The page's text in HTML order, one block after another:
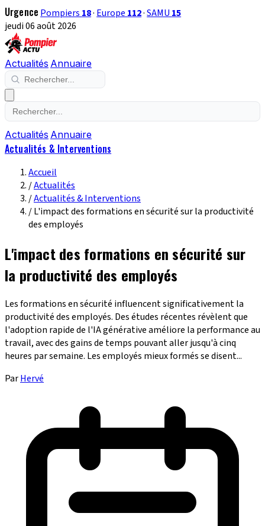
Urgence Pompiers 18· Europe 112·SAMU 15
jeudi 06 août 2026
Actualités Annuaire
Actualités Annuaire
Actualités & Interventions
Accueil
/Actualités
/Actualités & Interventions
/L'impact des formations en sécurité sur la productivité
des employés
L'impact des formations en sécurité sur
la productivité des employés
Les formations en sécurité influencent significativement la
productivité des employés. Des études récentes révèlent que
l'adoption rapide de l'IA générative améliore la performance au
travail, avec des gains de temps pouvant aller jusqu'à cinq
heures par semaine. Les employés mieux formés se disent...
ParHervé